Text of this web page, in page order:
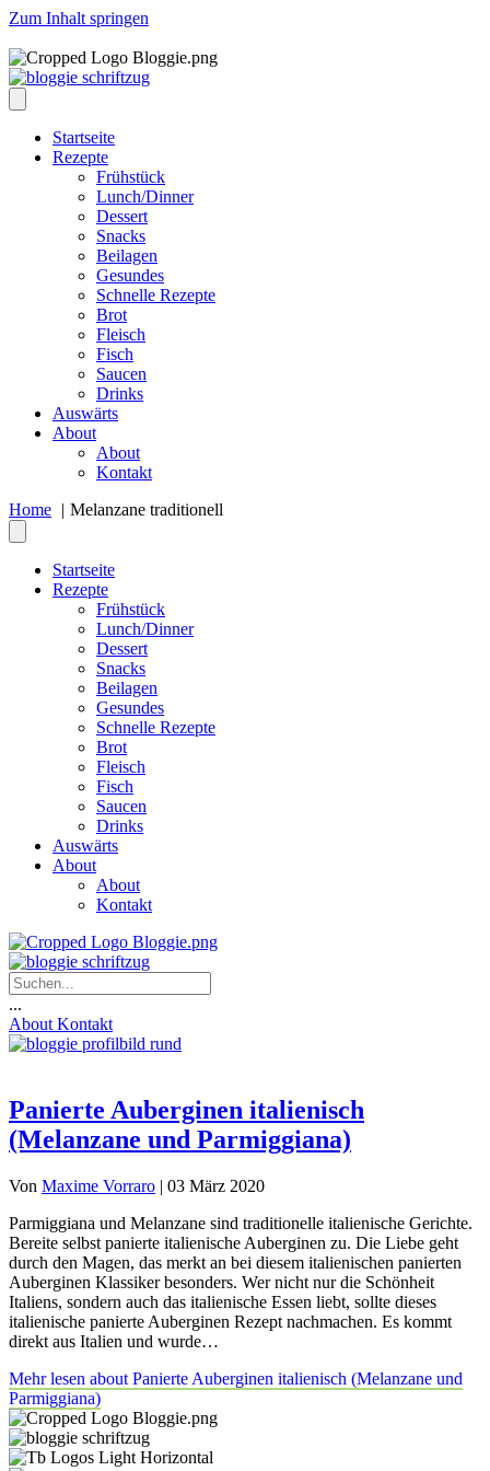
Zum Inhalt springen
Startseite
Rezepte
Frühstück
Lunch/Dinner
Dessert
Snacks
Beilagen
Gesundes
Schnelle Rezepte
Brot
Fleisch
Fisch
Saucen
Drinks
Auswärts
About
About
Kontakt
Home
Melanzane traditionell
Startseite
Rezepte
Frühstück
Lunch/Dinner
Dessert
Snacks
Beilagen
Gesundes
Schnelle Rezepte
Brot
Fleisch
Fisch
Saucen
Drinks
Auswärts
About
About
Kontakt
...
About Kontakt
Panierte Auberginen italienisch
(Melanzane und Parmiggiana)
Von Maxime Vorraro | 03 März 2020
Parmiggiana und Melanzane sind traditionelle italienische Gerichte.
Bereite selbst panierte italienische Auberginen zu. Die Liebe geht
durch den Magen, das merkt an bei diesem italienischen panierten
Auberginen Klassiker besonders. Wer nicht nur die Schönheit
Italiens, sondern auch das italienische Essen liebt, sollte dieses
italienische panierte Auberginen Rezept nachmachen. Es kommt
direkt aus Italien und wurde…
Mehr lesen about Panierte Auberginen italienisch (Melanzane und
Parmiggiana)